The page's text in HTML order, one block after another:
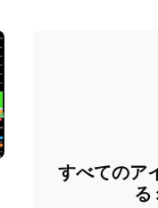
すべてのア
る